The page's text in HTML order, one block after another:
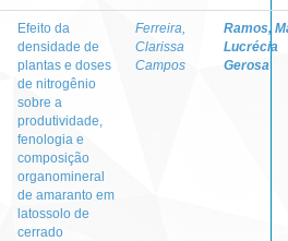
Efeito da
densidade de
plantas e doses
de nitrogênio
sobre a
produtividade,
fenologia e
composição
organomineral
de amaranto em
latossolo de
cerrado
Ferreira,
Clarissa
Campos
Ramos,
Lucrécia
Gerosa